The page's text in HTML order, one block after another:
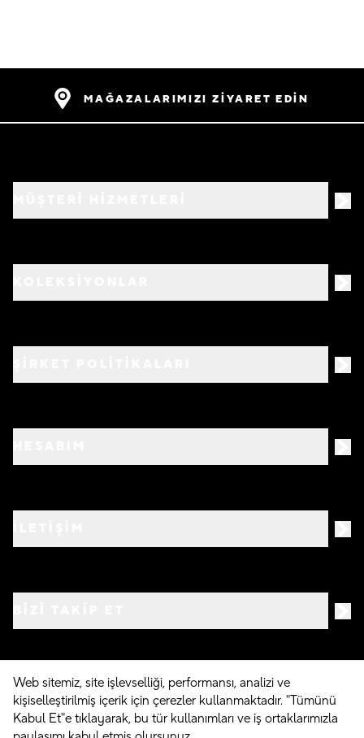
MAĞAZALARIMIZI ZİYARET EDİN
©2026 Crocs.com.tr • Tüm hakları saklıdır
Web sitemiz, site işlevselliği, performansı, analizi ve
kişiselleştirilmiş içerik için çerezler kullanmaktadır. "Tümünü
Kabul Et"e tıklayarak, bu tür kullanımları ve iş ortaklarımızla